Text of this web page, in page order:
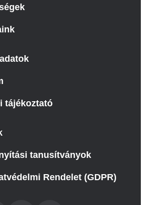
tájékoztató
tanusítványok
Rendelet (GDPR)